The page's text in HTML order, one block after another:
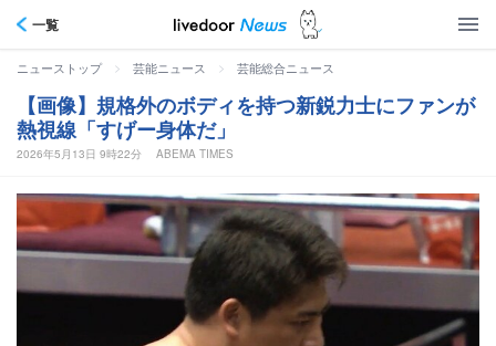
一覧
ニューストップ > 芸能ニュース > 芸能総合ニュース
【画像】規格外のボディを持つ新鋭力士にファンが
熱視線「すげー身体だ」
2026年5月13日 9時22分 ABEMA TIMES